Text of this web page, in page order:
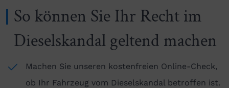
So können Sie Ihr Recht im
Dieselskandal geltend machen
Machen Sie unseren kostenfreien Online-Check,
ob Ihr Fahrzeug vom Dieselskandal betroffen ist.